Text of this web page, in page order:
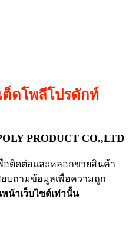
ต็ดโพลีโปรดักท์
PRODUCT CO.,LTD
อติดต่อและหลอกขายสินค้า
บถามข้อมูลเพื่อความถูก
น้าเว็บไซด์เท่านั้น